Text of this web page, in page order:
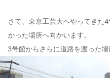
さて、東京工芸大へやってきた
かった場所へ向かいます。
3号館からさらに道路を渡った場